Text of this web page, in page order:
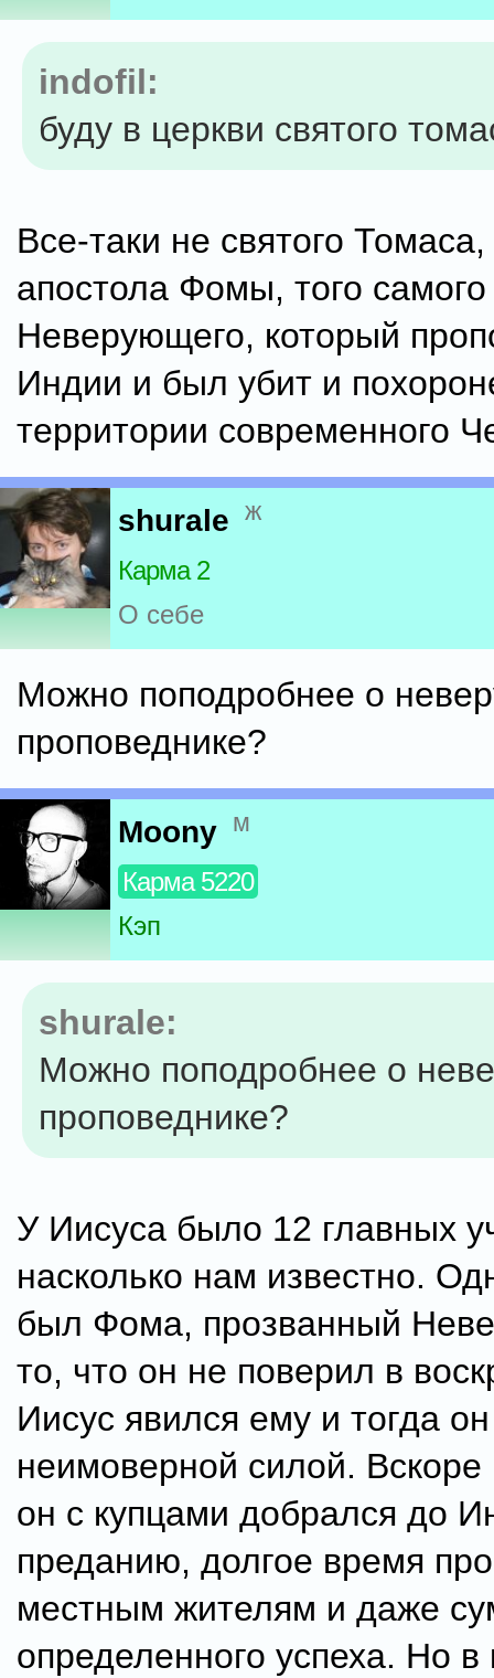
indofil:
буду в церкви святого
Все-таки не святого Томаса,
апостола Фомы, того
Неверующего, который
Индии и был убит и
территории современного
shurale ж
Карма 2
О себе
Можно поподробнее о
проповеднике?
Moony м
Карма 5220
Кэп
shurale:
Можно поподробнее о
проповеднике?
У Иисуса было 12 главных
насколько нам известно.
был Фома, прозванный
то, что он не поверил в
Иисус явился ему и тогда
неимоверной силой. Вскоре
он с купцами добрался до
преданию, долгое время
местным жителям и даже
определенного успеха. Но в